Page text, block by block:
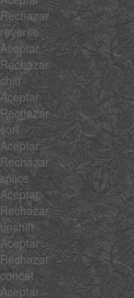
Rechazar
reverse
Aceptar
Rechazar
shift
Aceptar
Rechazar
sort
Aceptar
Rechazar
splice
Aceptar
Rechazar
unshift
Aceptar
Rechazar
concat
Aceptar